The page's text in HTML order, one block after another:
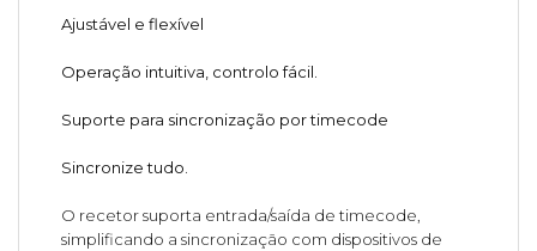
Ajustável e flexível
Operação intuitiva, controlo fácil.
Suporte para sincronização por timecode
Sincronize tudo.
O recetor suporta entrada/saída de timecode,
simplificando a sincronização com dispositivos de